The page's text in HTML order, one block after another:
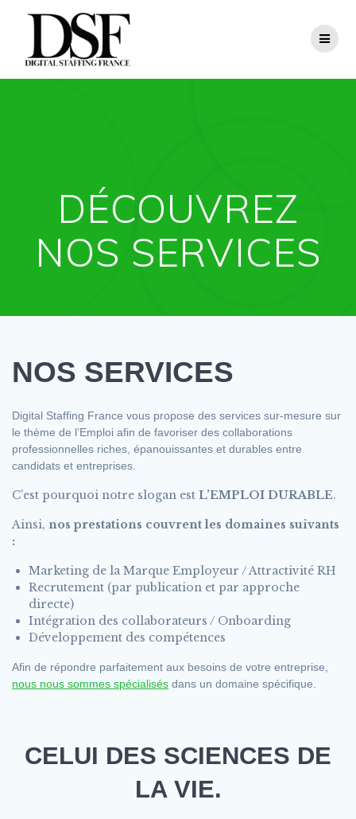
DÉCOUVREZ
NOS SERVICES
NOS SERVICES
Digital Staffing France vous propose des services sur-mesure sur
le thème de l’Emploi afin de favoriser des collaborations
professionnelles riches, épanouissantes et durables entre
candidats et entreprises.
C’est pourquoi notre slogan est L’EMPLOI DURABLE.
Ainsi, nos prestations couvrent les domaines suivants
:
Marketing de la Marque Employeur / Attractivité RH
Recrutement (par publication et par approche
directe)
Intégration des collaborateurs / Onboarding
Développement des compétences
Afin de répondre parfaitement aux besoins de votre entreprise,
nous nous sommes spécialisés dans un domaine spécifique.
CELUI DES SCIENCES DE
LA VIE.